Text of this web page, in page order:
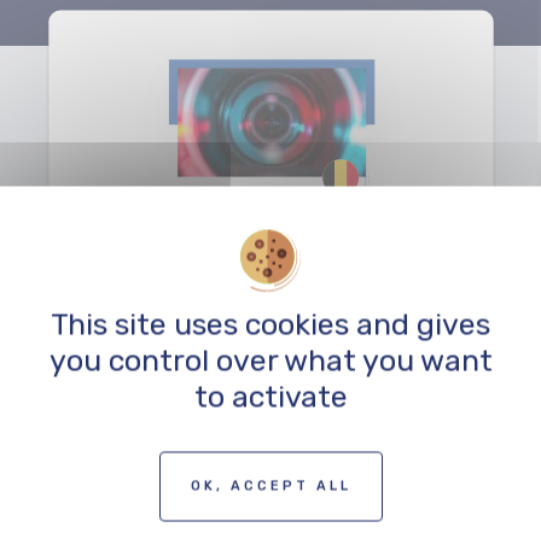
Artemis Production
PRODUKTION
This site uses cookies and gives
you control over what you want
to activate
OK, ACCEPT ALL